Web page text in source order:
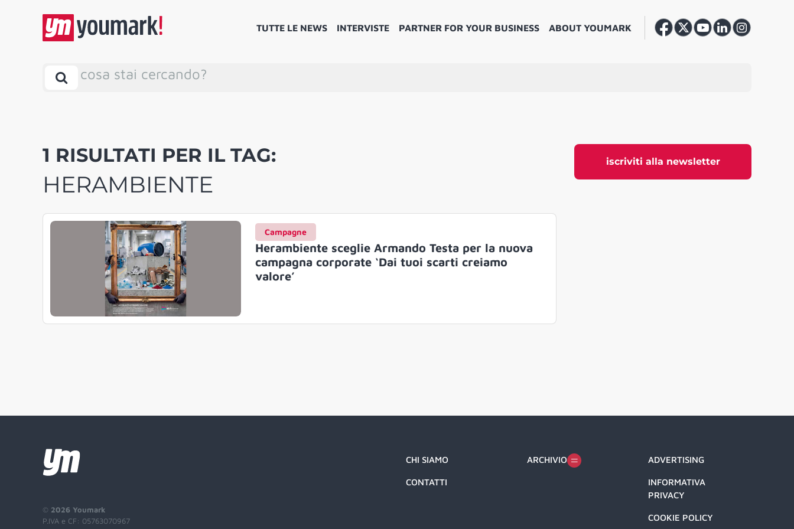
TUTTE LE NEWS INTERVISTE PARTNER FOR YOUR BUSINESS ABOUT YOUMARK
cosa stai cercando?
iscriviti alla newsletter
1 RISULTATI PER IL TAG:
HERAMBIENTE
Campagne
Herambiente sceglie Armando Testa per la nuova
campagna corporate ‘Dai tuoi scarti creiamo
valore’
© 2026 Youmark
P.IVA e CF: 05763070967
CHI SIAMO
CONTATTI
ARCHIVIO ADVERTISING
INFORMATIVA
PRIVACY
COOKIE POLICY